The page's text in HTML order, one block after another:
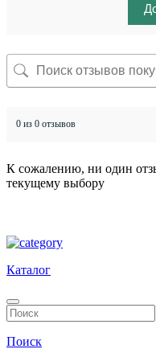
0 из 0 отзывов
К сожалению, ни один
текущему выбору
Каталог
Поиск